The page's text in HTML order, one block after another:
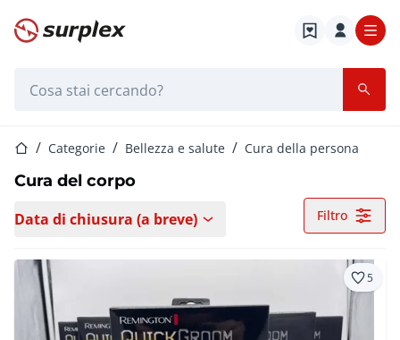
Home
Home Categorie Bellezza e salute Cura della persona
Cura del corpo
Data di chiusura (a breve) Filtro
5